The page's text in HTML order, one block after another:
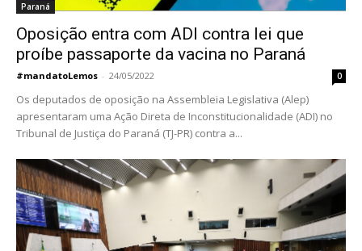
Paraná
Oposição entra com ADI contra lei que
proíbe passaporte da vacina no Paraná
#mandatoLemos - 24/05/2022 0
Os deputados de oposição na Assembleia Legislativa (Alep)
apresentaram uma Ação Direta de Inconstitucionalidade (ADI) no
Tribunal de Justiça do Paraná (TJ-PR) contra a...